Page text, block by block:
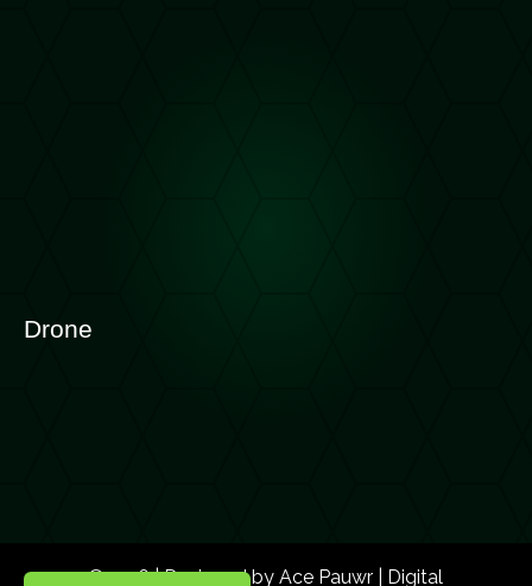
Drone
©2026 | Designed by Ace Pauwr | Digital